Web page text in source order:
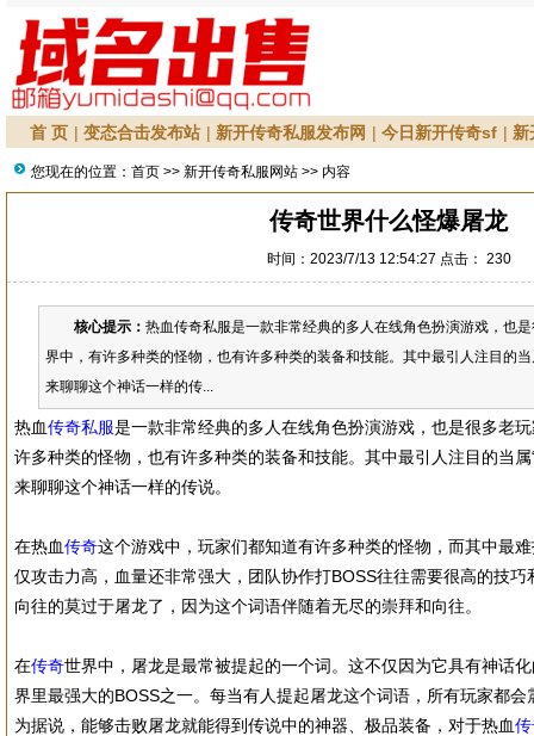
首 页 | 变态合击发布站 | 新开传奇私服发布网 | 今日新开传奇sf | 新
您现在的位置： 首页 >> 新开传奇私服网站 >> 内容
传奇世界什么怪爆屠龙
时间：2023/7/13 12:54:27 点击： 230
核心提示： 热血传奇私服是一款非常经典的多人在线角色扮演游戏，也
界中，有许多种类的怪物，也有许多种类的装备和技能。其中最引人注目的
来聊聊这个神话一样的传...
热血传奇私服是一款非常经典的多人在线角色扮演游戏，也是很多老
许多种类的怪物，也有许多种类的装备和技能。其中最引人注目的当
来聊聊这个神话一样的传说。
在热血传奇这个游戏中，玩家们都知道有许多种类的怪物，而其中最
仅攻击力高，血量还非常强大，团队协作打BOSS往往需要很高的技
向往的莫过于屠龙了，因为这个词语伴随着无尽的崇拜和向往。
在传奇世界中，屠龙是最常被提起的一个词。这不仅因为它具有神话
界里最强大的BOSS之一。每当有人提起屠龙这个词语，所有玩家都
为据说，能够击败屠龙就能得到传说中的神器、极品装备，对于热血